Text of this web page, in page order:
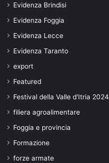
Evidenza Brindisi
Evidenza Foggia
Evidenza Lecce
Evidenza Taranto
export
Featured
Festival della Valle d'Itria 2024
filiera agroalimentare
Foggia e provincia
Formazione
forze armate